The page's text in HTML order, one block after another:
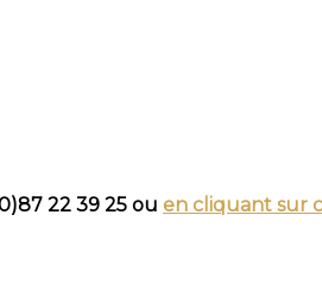
22 39 25 ou en cliquant sur